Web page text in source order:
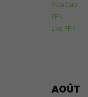
MonClub
FFN
Live FFN
AOÛT